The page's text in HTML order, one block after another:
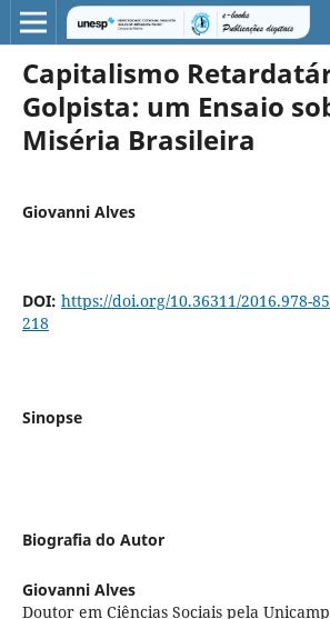
Capitalismo
Golpista: um Ensaio
Miséria Brasileira
Giovanni Alves
DOI: https://doi.org/10.36311/2016.978-
218
Sinopse
Biografia do Autor
Giovanni Alves
Doutor em Ciências Sociais pela